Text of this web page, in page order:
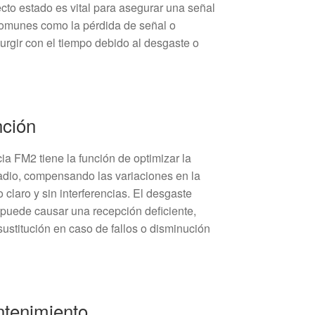
estado es vital para asegurar una señal
como la pérdida de señal o
con el tiempo debido al desgaste o
FM2 tiene la función de optimizar la
compensando las variaciones en la
y sin interferencias. El desgaste
causar una recepción deficiente,
en caso de fallos o disminución